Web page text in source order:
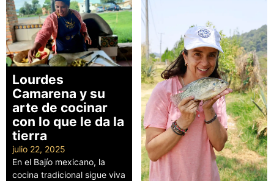
Lourdes
Camarena y su
arte de cocinar
con lo que le da la
tierra
julio 22, 2025
En el Bajío mexicano, la
cocina tradicional sigue viva